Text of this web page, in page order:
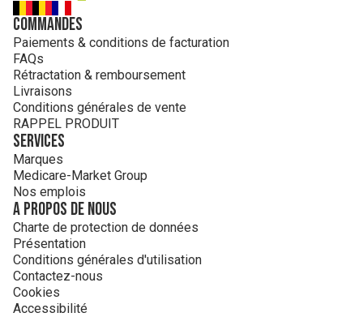
Commandes
Paiements & conditions de facturation
FAQs
Rétractation & remboursement
Livraisons
Conditions générales de vente
RAPPEL PRODUIT
Services
Marques
Medicare-Market Group
Nos emplois
A propos de nous
Charte de protection de données
Présentation
Conditions générales d'utilisation
Contactez-nous
Cookies
Accessibilité